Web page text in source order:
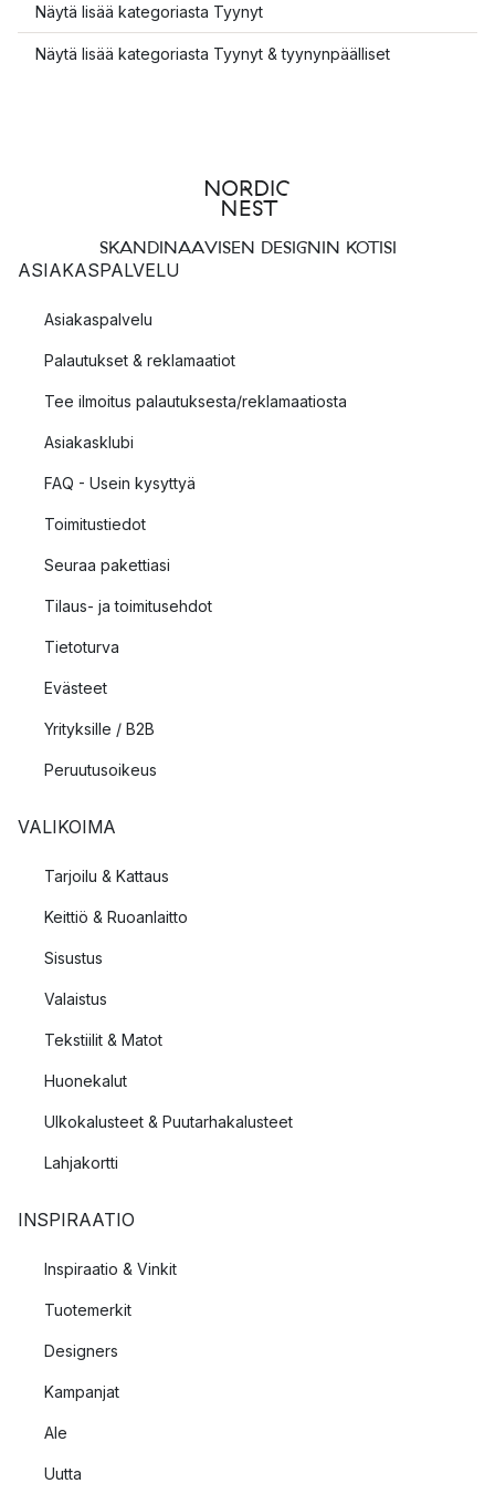
Näytä lisää kategoriasta Tyynyt
Näytä lisää kategoriasta Tyynyt & tyynynpäälliset
SKANDINAAVISEN DESIGNIN KOTISI
ASIAKASPALVELU
Asiakaspalvelu
Palautukset & reklamaatiot
Tee ilmoitus palautuksesta/reklamaatiosta
Asiakasklubi
FAQ - Usein kysyttyä
Toimitustiedot
Seuraa pakettiasi
Tilaus- ja toimitusehdot
Tietoturva
Evästeet
Yrityksille / B2B
Peruutusoikeus
VALIKOIMA
Tarjoilu & Kattaus
Keittiö & Ruoanlaitto
Sisustus
Valaistus
Tekstiilit & Matot
Huonekalut
Ulkokalusteet & Puutarhakalusteet
Lahjakortti
INSPIRAATIO
Inspiraatio & Vinkit
Tuotemerkit
Designers
Kampanjat
Ale
Uutta